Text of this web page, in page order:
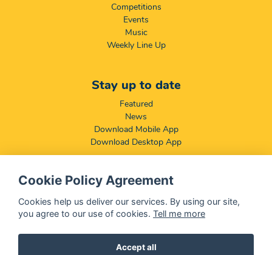
Competitions
Events
Music
Weekly Line Up
Stay up to date
Featured
News
Download Mobile App
Download Desktop App
Compliance & Disclaimers
BCCSA: Code of Conduct
Terms & Conditions
Cookie Policy Agreement
Cookies help us deliver our services. By using our site,
you agree to our use of cookies. Tell me more
Accept all